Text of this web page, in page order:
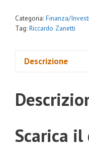
Categoria: Finanza/
Tag: Riccardo Zanetti
Descrizione
Scarica il